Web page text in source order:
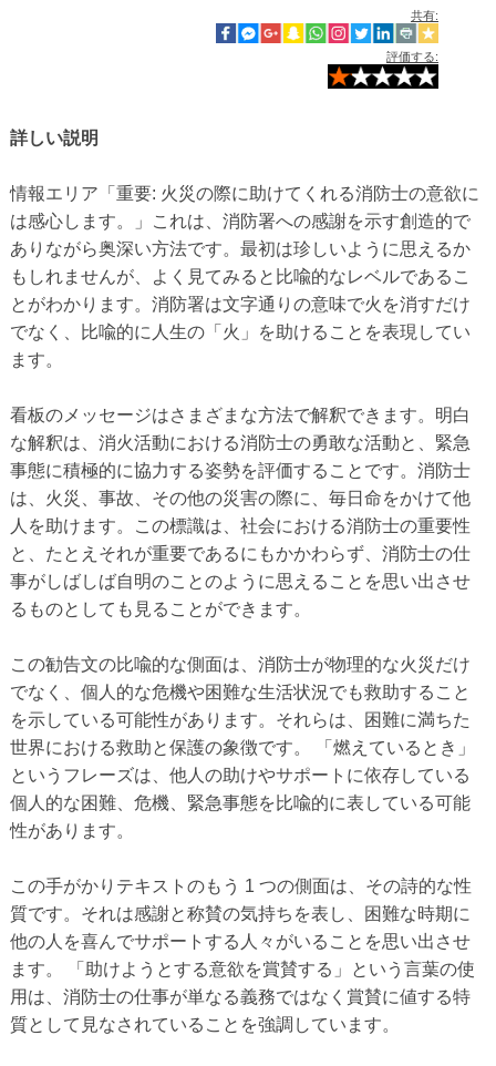
共有:
評価する:
詳しい説明
情報エリア「重要: 火災の際に助けてくれる消防士の意欲に
は感心します。」これは、消防署への感謝を示す創造的で
ありながら奥深い方法です。最初は珍しいように思えるか
もしれませんが、よく見てみると比喩的なレベルであるこ
とがわかります。消防署は文字通りの意味で火を消すだけ
でなく、比喩的に人生の「火」を助けることを表現してい
ます。
看板のメッセージはさまざまな方法で解釈できます。明白
な解釈は、消火活動における消防士の勇敢な活動と、緊急
事態に積極的に協力する姿勢を評価することです。消防士
は、火災、事故、その他の災害の際に、毎日命をかけて他
人を助けます。この標識は、社会における消防士の重要性
と、たとえそれが重要であるにもかかわらず、消防士の仕
事がしばしば自明のことのように思えることを思い出させ
るものとしても見ることができます。
この勧告文の比喩的な側面は、消防士が物理的な火災だけ
でなく、個人的な危機や困難な生活状況でも救助すること
を示している可能性があります。それらは、困難に満ちた
世界における救助と保護の象徴です。 「燃えているとき」
というフレーズは、他人の助けやサポートに依存している
個人的な困難、危機、緊急事態を比喩的に表している可能
性があります。
この手がかりテキストのもう 1 つの側面は、その詩的な性
質です。それは感謝と称賛の気持ちを表し、困難な時期に
他の人を喜んでサポートする人々がいることを思い出させ
ます。 「助けようとする意欲を賞賛する」という言葉の使
用は、消防士の仕事が単なる義務ではなく賞賛に値する特
質として見なされていることを強調しています。